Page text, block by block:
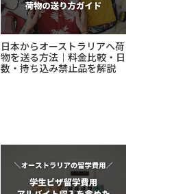
日本からオーストラリアへ荷
物を送る方法｜料金比較・日
数・持ち込み禁止品を解説